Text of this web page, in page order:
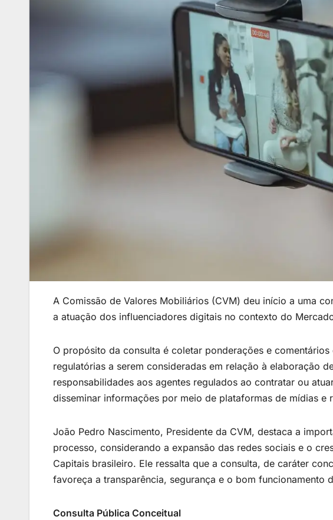
A Comissão de Valores Mobiliários (CVM) deu início a uma
a atuação dos influenciadores digitais no contexto do
O propósito da consulta é coletar ponderações e
regulatórias a serem consideradas em relação à elaboração
responsabilidades aos agentes regulados ao contratar ou
disseminar informações por meio de plataformas de mídias e
João Pedro Nascimento, Presidente da CVM, destaca a
processo, considerando a expansão das redes sociais e o
Capitais brasileiro. Ele ressalta que a consulta, de caráter
favoreça a transparência, segurança e o bom funcionamento
Consulta Pública Conceitual